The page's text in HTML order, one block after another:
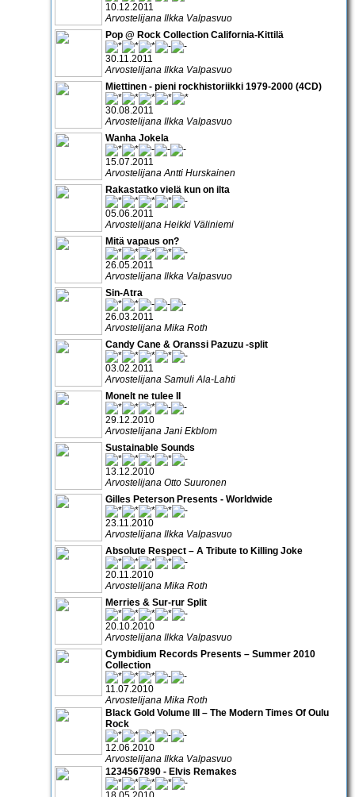
10.12.2011
Arvostelijana Ilkka Valpasvuo
Pop @ Rock Collection California-Kittilä
30.11.2011
Arvostelijana Ilkka Valpasvuo
Miettinen - pieni rockhistoriikki 1979-2000 (4CD)
30.08.2011
Arvostelijana Ilkka Valpasvuo
Wanha Jokela
15.07.2011
Arvostelijana Antti Hurskainen
Rakastatko vielä kun on ilta
05.06.2011
Arvostelijana Heikki Väliniemi
Mitä vapaus on?
26.05.2011
Arvostelijana Ilkka Valpasvuo
Sin-Atra
26.03.2011
Arvostelijana Mika Roth
Candy Cane & Oranssi Pazuzu -split
03.02.2011
Arvostelijana Samuli Ala-Lahti
Monelt ne tulee II
29.12.2010
Arvostelijana Jani Ekblom
Sustainable Sounds
13.12.2010
Arvostelijana Otto Suuronen
Gilles Peterson Presents - Worldwide
23.11.2010
Arvostelijana Ilkka Valpasvuo
Absolute Respect – A Tribute to Killing Joke
20.11.2010
Arvostelijana Mika Roth
Merries & Sur-rur Split
20.10.2010
Arvostelijana Ilkka Valpasvuo
Cymbidium Records Presents – Summer 2010
Collection
11.07.2010
Arvostelijana Mika Roth
Black Gold Volume III – The Modern Times Of Oulu
Rock
12.06.2010
Arvostelijana Ilkka Valpasvuo
1234567890 - Elvis Remakes